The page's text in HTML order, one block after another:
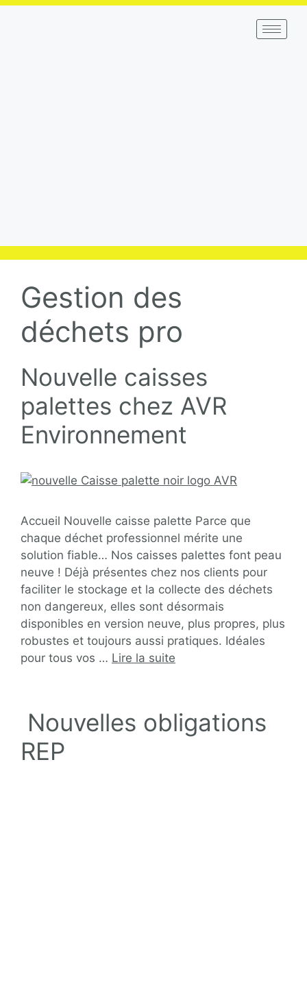
Gestion des
déchets pro
Nouvelle caisses
palettes chez AVR
Environnement
Accueil Nouvelle caisse palette Parce que
chaque déchet professionnel mérite une
solution fiable… Nos caisses palettes font peau
neuve ! Déjà présentes chez nos clients pour
faciliter le stockage et la collecte des déchets
non dangereux, elles sont désormais
disponibles en version neuve, plus propres, plus
robustes et toujours aussi pratiques. Idéales
pour tous vos … Lire la suite
Nouvelles obligations
REP